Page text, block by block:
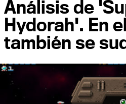
Análisis de
Hydorah'. En
también se